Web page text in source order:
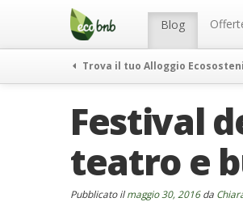
Menu Blog
Trova il tuo Alloggio
Festival
teatro e
Pubblicato ilmaggio 30, 2016da